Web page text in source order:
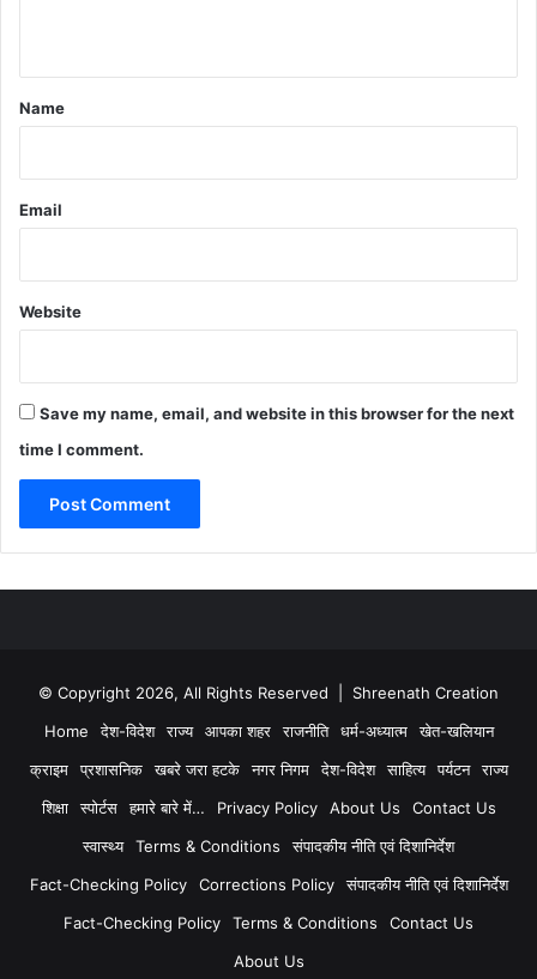
*
Name
Email
Website
Save my name, email, and website in this browser for the next
time I comment.
© Copyright 2026, All Rights Reserved | Shreenath Creation
Home
देश-विदेश राज्य आपका शहर राजनीति धर्म-अध्यात्म
खेत-खलियान
क्राइम
प्रशासनिक खबरे जरा हटके नगर निगम देश-विदेश साहित्य पर्यटन
राज्य
शिक्षा
स्पोर्टस हमारे बारे में… Privacy Policy About Us
Contact Us
स्वास्थ्य
Terms & Conditions
संपादकीय नीति एवं दिशानिर्देश
Fact-Checking Policy
Corrections Policy
संपादकीय नीति एवं दिशानिर्देश
Fact-Checking Policy
Terms & Conditions
Contact Us
About Us